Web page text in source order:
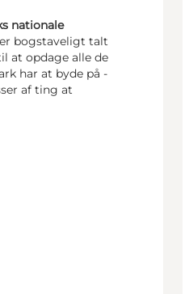
nationale
bogstaveligt talt
at opdage alle de
har at byde på -
af ting at